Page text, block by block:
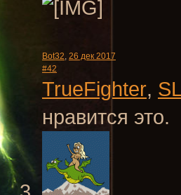
Bot32, 26 дек 2017
#42
TrueFighter,
нравится это.